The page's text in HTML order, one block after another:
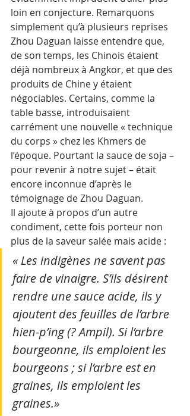
loin en conjecture. Remarquons
simplement qu’à plusieurs reprises
Zhou Daguan laisse entendre que,
de son temps, les Chinois étaient
déjà nombreux à Angkor, et que des
produits de Chine y étaient
négociables. Certains, comme la
table basse, introduisaient
carrément une nouvelle « technique
du corps » chez les Khmers de
l’époque. Pourtant la sauce de soja –
pour revenir à notre sujet – était
encore inconnue d’après le
témoignage de Zhou Daguan.
Il ajoute à propos d’un autre
condiment, cette fois porteur non
plus de la saveur salée mais acide :
« Les indigènes ne savent pas
faire de vinaigre. S’ils désirent
rendre une sauce acide, ils y
ajoutent des feuilles de l’arbre
hien-p’ing (? Ampil). Si l’arbre
bourgeonne, ils emploient les
bourgeons ; si l’arbre est en
graines, ils emploient les
graines.»